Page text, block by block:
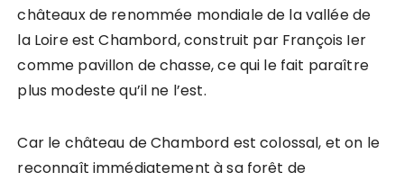
châteaux de renommée mondiale de la vallée de
la Loire est Chambord, construit par François Ier
comme pavillon de chasse, ce qui le fait paraître
plus modeste qu’il ne l’est.
Car le château de Chambord est colossal, et on le
reconnaît immédiatement à sa forêt de